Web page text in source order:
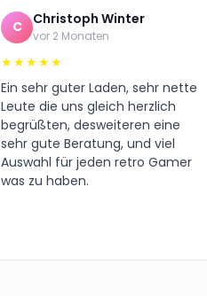
C Christoph Winter
vor 2 Monaten
★★★★★
Ein sehr guter Laden, sehr nette
Leute die uns gleich herzlich
begrüßten, desweiteren eine
sehr gute Beratung, und viel
Auswahl für jeden retro Gamer
was zu haben.